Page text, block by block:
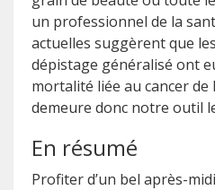
un professionnel de la
actuelles suggèrent que
dépistage généralisé ont
mortalité liée au cancer
demeure donc notre outil
En résumé
Profiter d’un bel après-